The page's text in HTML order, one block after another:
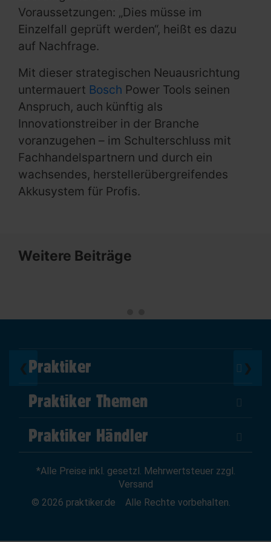
Voraussetzungen: „Dies müsse im
Einzelfall geprüft werden“, heißt es dazu
auf Nachfrage.
Mit dieser strategischen Neuausrichtung
untermauert Bosch Power Tools seinen
Anspruch, auch künftig als
Innovationstreiber in der Branche
voranzugehen – im Schulterschluss mit
Fachhandelspartnern und durch ein
wachsendes, herstellerübergreifendes
Akkusystem für Profis.
Weitere Beiträge
❮ ❯
Praktiker
Über Uns
Impressum
AGB
Widerrufsrecht
Praktiker Themen
DIY Helden
Marktplatz
News
Praktiker Händler
Zum Händler-Login
Affiliate Partnerprogramm
*Alle Preise inkl. gesetzl. Mehrwertsteuer zzgl.
Versand
© 2026 praktiker.de
Alle Rechte vorbehalten.